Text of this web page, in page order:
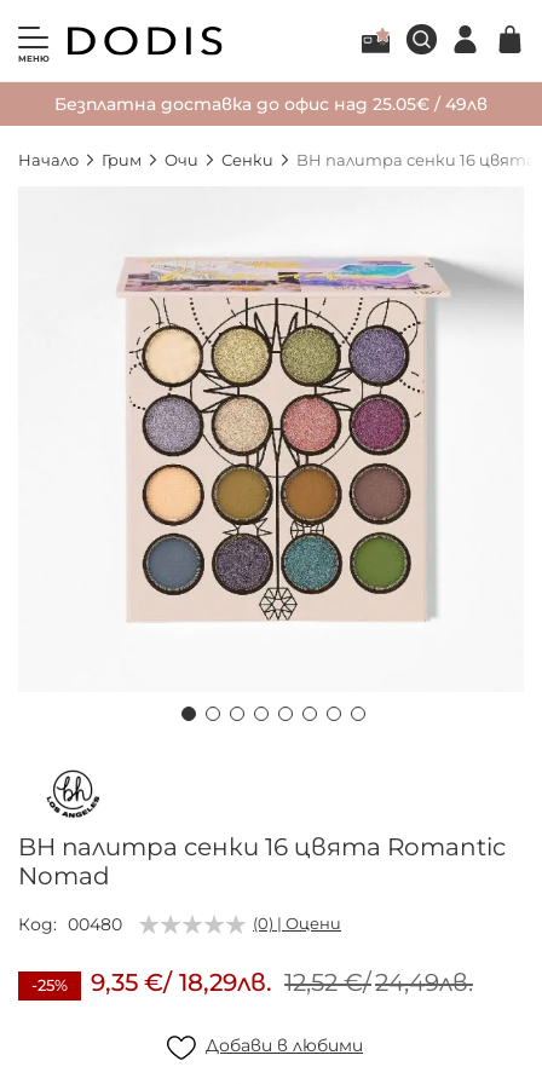
МЕНЮ
Безплатна доставка до офис над 25.05€ / 49лв
Начало Грим Очи Сенки BH палитра сенки 16 цвята
изображенията
началото
галерия
със
снимки
BH палитра сенки 16 цвята Romantic
Nomad
Код 00480 (0) | Оцени
-25% 9,35 €/ 18,29лв. 12,52 €/24,49лв.
Добави в любими